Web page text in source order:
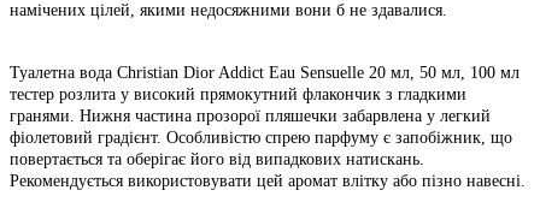
намічених цілей, якими недосяжними вони б не здавалися.
Туалетна вода Christian Dior Addict Eau Sensuelle 20 мл, 50 мл, 100 мл
тестер розлита у високий прямокутний флакончик з гладкими
гранями. Нижня частина прозорої пляшечки забарвлена ​​у легкий
фіолетовий градієнт. Особливістю спрею парфуму є запобіжник, що
повертається та оберігає його від випадкових натискань.
Рекомендується використовувати цей аромат влітку або пізно навесні.